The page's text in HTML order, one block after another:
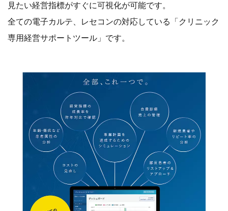
見たい経営指標がすぐに可視化が可能です。
全ての電子カルテ、レセコンの対応している「クリニック
専用経営サポートツール」です。